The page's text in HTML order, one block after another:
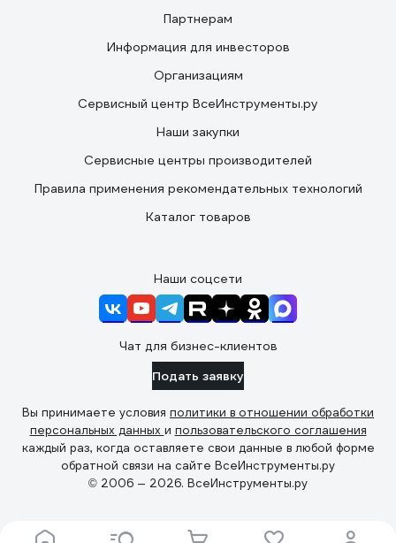
Партнерам
Информация для инвесторов
Организациям
Сервисный центр ВсеИнструменты.ру
Наши закупки
Сервисные центры производителей
Правила применения рекомендательных технологий
Каталог товаров
Наши соцсети
Чат для бизнес-клиентов
Подать заявку
Вы принимаете условия политики в отношении обработки
персональных данных и пользовательского соглашения
каждый раз, когда оставляете свои данные в любой форме
обратной связи на сайте ВсеИнструменты.ру
© 2006 — 2026. ВсеИнструменты.ру